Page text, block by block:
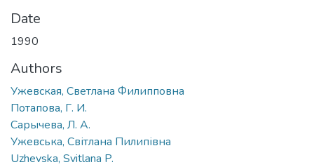
Date
1990
Authors
Ужевская, Светлана Филипповна
Потапова, Г. И.
Сарычева, Л. А.
Ужевська, Світлана Пилипівна
Uzhevska, Svitlana P.